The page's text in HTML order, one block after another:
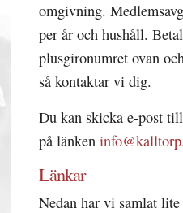
omgivning.
per år och hushåll.
plusgironumret ovan
så kontaktar vi dig.
Du kan skicka e-post
på länken
Länkar
Nedan har vi samlat